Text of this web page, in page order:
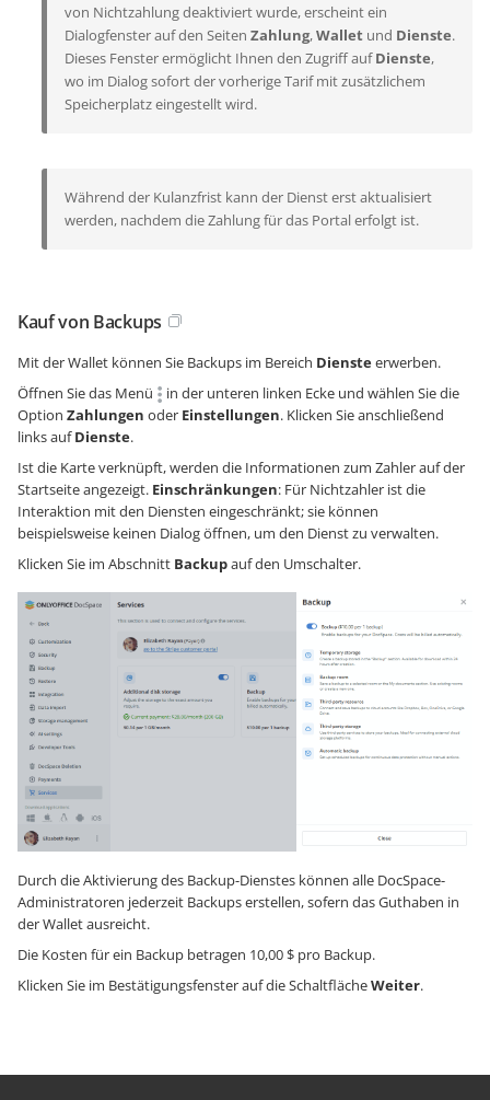
von Nichtzahlung deaktiviert wurde, erscheint ein
Dialogfenster auf den Seiten Zahlung,Wallet und Dienste.
Dieses Fenster ermöglicht Ihnen den Zugriff aufDienste,
wo im Dialog sofort der vorherige Tarif mit zusätzlichem
Speicherplatz eingestellt wird.
Während der Kulanzfrist kann der Dienst erst aktualisiert
werden, nachdem die Zahlung für das Portal erfolgt ist.
Kauf von Backups
Mit der Wallet können Sie Backups im Bereich Diensteerwerben.
Öffnen Sie das Menü
in der unteren linken Ecke und wählen Sie die
Option Zahlungen oder Einstellungen. Klicken Sie anschließend
links aufDienste.
Ist die Karte verknüpft, werden die Informationen zum Zahler auf der
Startseite angezeigt. Einschränkungen: Für Nichtzahler ist die
Interaktion mit den Diensten eingeschränkt; sie können
beispielsweise keinen Dialog öffnen, um den Dienst zu verwalten.
Klicken Sie im Abschnitt Backupauf den Umschalter.
Durch die Aktivierung des Backup-Dienstes können alle DocSpace-
Administratoren jederzeit Backups erstellen, sofern das Guthaben in
der Wallet ausreicht.
Die Kosten für ein Backup betragen 10,00 $ pro Backup.
Klicken Sie im Bestätigungsfenster auf die SchaltflächeWeiter.